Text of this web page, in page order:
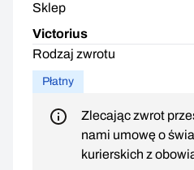
Sklep
Victorius
Rodzaj zwrotu
Płatny
Zlecając zwrot
nami umowę o
kurierskich z